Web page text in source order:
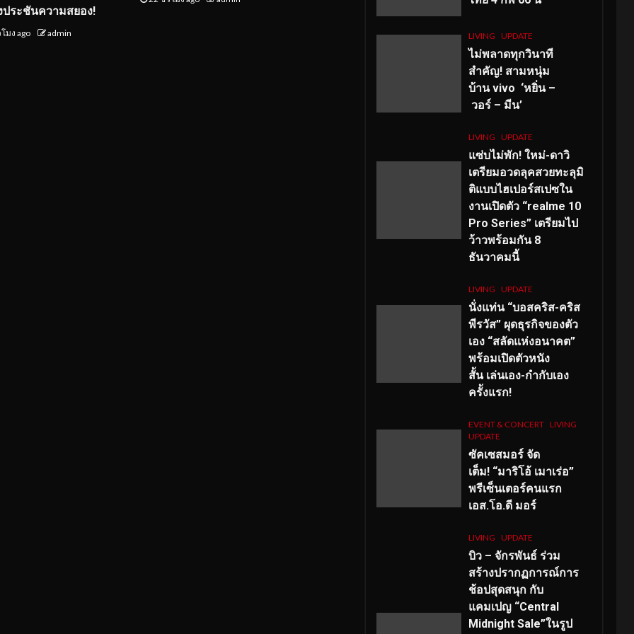
ประชันความสยอง!
มง ago admin LIVING UPDATE
ไม่พลาดทุกวินาที
สำคัญ! สามหนุ่ม
บ้าน vivo ‘หยิ่น –
วอร์ – มีน’
LIVING UPDATE
แซ่บไม่พัก! ใหม่-ดาวิ
เตรียมอวดลุคสวยทะลุมิ
ติแบบไฮเปอร์สเปซใน
งานเปิดตัว “realme 10
Pro Series” เตรียมไป
ว้าวพร้อมกัน 8
ธันวาคมนี้
LIVING UPDATE
นั่งแท่น “บอสคริส-คริส
พีรวัส” ผุดธุรกิจของตัว
เอง “สลัดแห่งอนาคต”
พร้อมเปิดตัวหนัง
สั้น เล่นเอง-กำกับเอง
ครั้งแรก!
EVENT & CONCERT LIVING
UPDATE
ซัคเซสมอร์ จัด
เต็ม! “มาริโอ้ เมาเร่อ”
พรีเซ็นเตอร์คนแรก
เอส.โอ.ดี มอร์
LIVING UPDATE
บิว – จักรพันธ์ ร่วม
สร้างปรากฏการณ์การ
ช้อปสุดสนุก กับ
แคมเปญ “Central
Midnight Sale”ในรูป